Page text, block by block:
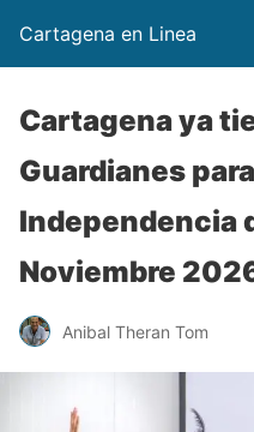
Cartagena en Linea
Cartagena ya
Guardianes
Independencia
Noviembre
Anibal Theran Tom